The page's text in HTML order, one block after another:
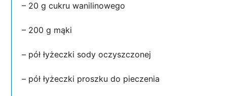
– 20 g cukru wanilinowego
– 200 g mąki
– pół łyżeczki sody oczyszczonej
– pół łyżeczki proszku do pieczenia